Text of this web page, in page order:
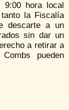
hora local
la Fiscalía
descarte a un
sin dar un
a retirar a
pueden